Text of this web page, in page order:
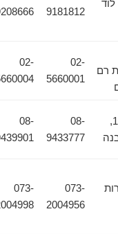
9181812
9208666
02-
5660001
02-
5660004
08-
9433777
08-
9439901
073-
2004956
073-
2004998